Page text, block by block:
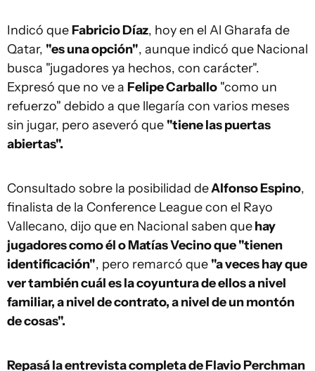
Indicó que Fabricio Díaz, hoy en el Al Gharafa de
Qatar, "es una opción", aunque indicó que Nacional
busca "jugadores ya hechos, con carácter".
Expresó que no ve a Felipe Carballo "como un
refuerzo" debido a que llegaría con varios meses
sin jugar, pero aseveró que "tiene las puertas
abiertas".
Consultado sobre la posibilidad deAlfonso Espino,
finalista de la Conference League con el Rayo
Vallecano, dijo que en Nacional saben quehay
jugadores como él o Matías Vecino que "tienen
identificación", pero remarcó que "a veces hay que
ver también cuál es la coyuntura de ellos a nivel
familiar, a nivel de contrato, a nivel de un montón
de cosas".
Repasá la entrevista completa de Flavio Perchman